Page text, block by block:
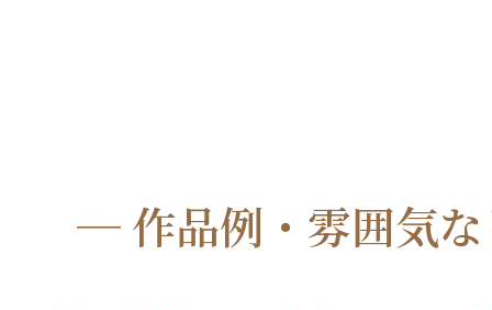
─ 作品例・雰囲気